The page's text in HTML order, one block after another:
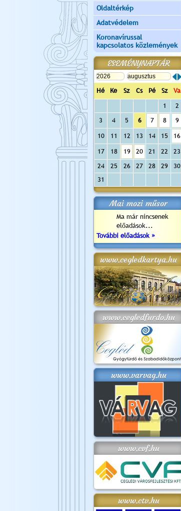
Oldaltérkép
Adatvédelem
Koronavírussal
kapcsolatos közlemények
ESEMÉNYNAPTÁR
Hé Ke Sz Cs Pé Sz
Va
1
2
3
4 5 6 7 8 9
10 11 12 13 14 15 16
17 18 19 20 21 22
23
24
25 26 27 28 29
30
31
Mai mozi műsor
Ma már nincsenek
előadások...
További előadások »
www.cegledkartya.hu
www.cegledfurdo.hu
www.varvag.hu
www.cvf.hu
www.ctv.hu